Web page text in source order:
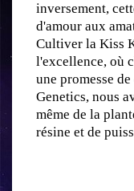
inversement,
d'amour aux
Cultiver la Kiss
l'excellence, où
une promesse
Genetics, nous
même de la
résine et de